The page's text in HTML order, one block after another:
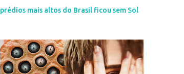
prédios mais altos do Brasil ficou sem Sol